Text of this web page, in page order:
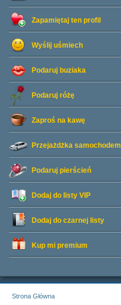
Zapamiętaj ten profil
Wyślij uśmiech
Podaruj buziaka
Podaruj różę
Zaproś na kawę
Przejażdżka samochodem
Podaruj pierścień
Dodaj do listy VIP
Dodaj do czarnej listy
Kup mi premium
Strona Główna